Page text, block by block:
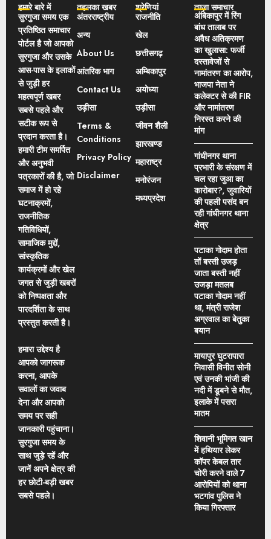
हमारे बारे में
सुरगुजा समय एक
प्रतिष्ठित समाचार
पोर्टल है जो आपको
सुरगुजा और उसके
आस-पास के इलाकों
से जुड़ी हर
महत्वपूर्ण खबर
सबसे पहले और
सटीक रूप से
प्रदान करता है।
हमारी टीम समर्पित
और अनुभवी
पत्रकारों की है, जो
समाज में हो रहे
घटनाक्रमों,
राजनीतिक
गतिविधियों,
सामाजिक मुद्दों,
सांस्कृतिक
कार्यक्रमों और खेल
जगत से जुड़ी खबरों
को निष्पक्षता और
पारदर्शिता के साथ
प्रस्तुत करती है।
हमारा उद्देश्य है
आपको जागरूक
करना, आपके
सवालों का जवाब
देना और आपको
समय पर सही
जानकारी पहुंचाना।
सुरगुजा समय के
साथ जुड़े रहें और
जानें अपने क्षेत्र की
हर छोटी-बड़ी खबर
सबसे पहले।
तहलका खबर
अंतरराष्ट्रीय
अन्य
About Us
आंतरिक भाग
Contact Us
उड़ीसा
Terms &
Conditions
Privacy Policy
Disclaimer
श्रेणियां
राजनीति
खेल
छत्तीसगढ़
अम्बिकापुर
अयोध्या
उड़ीसा
जीवन शैली
झारखण्ड
महाराष्ट्र
मनोरंजन
मध्यप्रदेश
ताज़ा समाचार
अंबिकापुर में रिंग
बांध तालाब पर
अवैध अतिक्रमण
का खुलासा: फर्जी
दस्तावेजों से
नामांतरण का आरोप,
भाजपा नेता ने
कलेक्टर से की FIR
और नामांतरण
निरस्त करने की
मांग
गांधीनगर थाना
प्रभारी के संरक्षण में
चल रहा जुआ का
कारोबार?, जुवारियों
की पहली पसंद बन
रही गांधीनगर थाना
क्षेत्र
पटाका गोदाम होता
तों बस्ती उजड़
जाता बस्ती नहीं
उजड़ा मतलब
पटाका गोदाम नहीं
था, मंत्री राजेश
अग्रवाल का बेतुका
बयान
मायापुर घुटरापारा
निवासी विनीत सोनी
एवं उनकी भांजी की
नदी में डूबने से मौत,
इलाके में पसरा
मातम
शिवानी भूमिगत खान
में हथियार लेकर
कॉपर केबल तार
चोरी करने वाले 7
आरोपियों को थाना
भटगांव पुलिस ने
किया गिरफ्तार